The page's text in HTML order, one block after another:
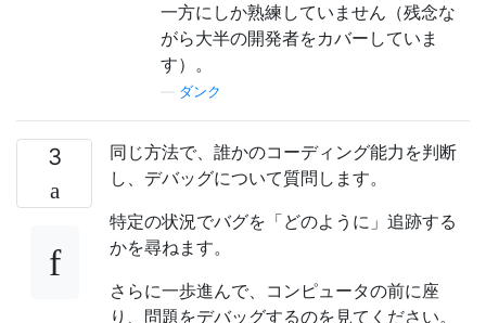
一方にしか熟練していません（残念な
がら大半の開発者をカバーしていま
す）。
ダンク
3
同じ方法で、誰かのコーディング能力を判断
し、デバッグについて質問します。
特定の状況でバグを「どのように」追跡する
かを尋ねます。
さらに一歩進んで、コンピュータの前に座
り、問題をデバッグするのを見てください。